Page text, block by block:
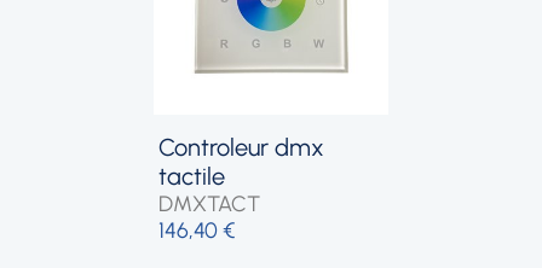
controleur dmx
tactile
DMXTACT
146,40 €